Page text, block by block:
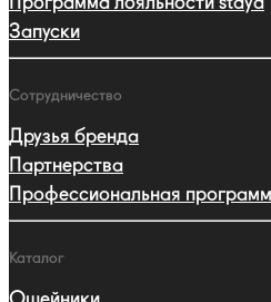
Запуски
Сотрудничество
Друзья бренда
Партнерства
Профессиональная
Каталог